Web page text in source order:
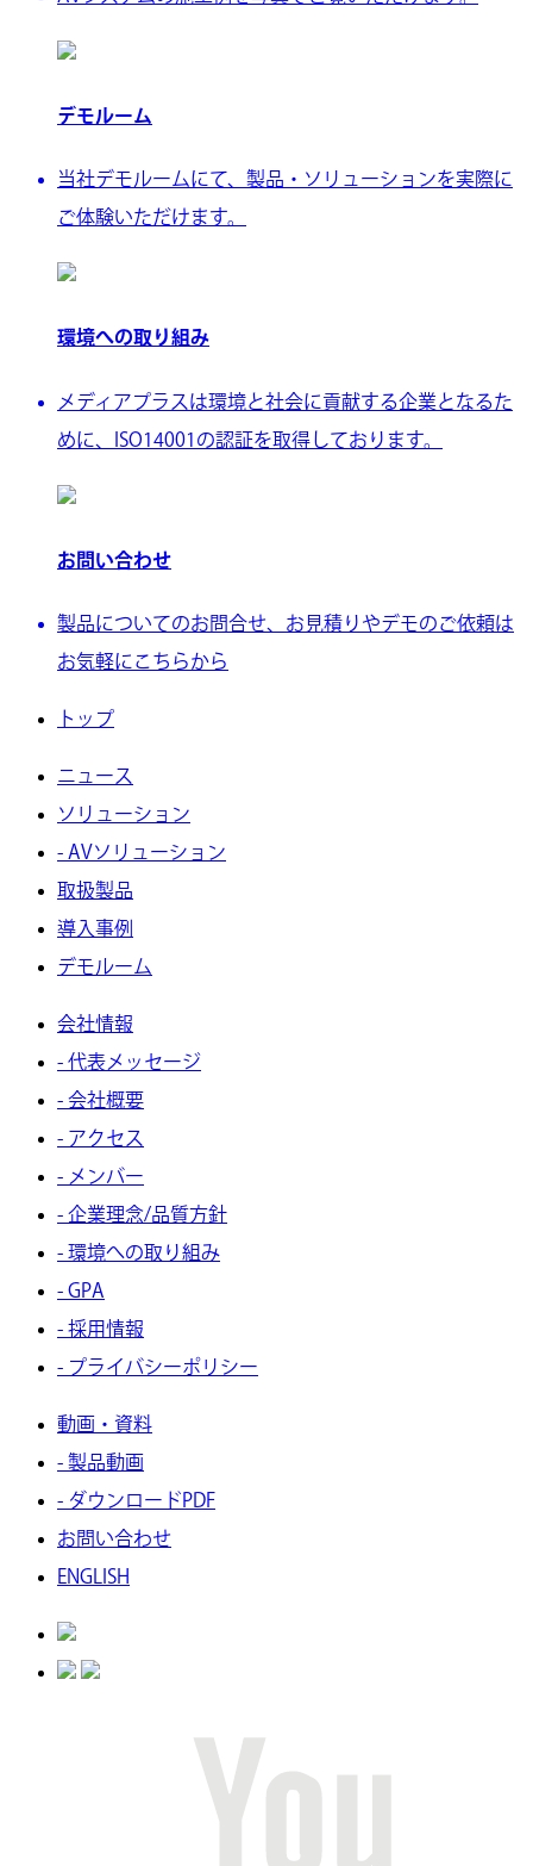
デモルーム
当社デモルームにて、製品・ソリューションを実際に
ご体験いただけます。
環境への取り組み
メディアプラスは環境と社会に貢献する企業となるた
めに、ISO14001の認証を取得しております。
お問い合わせ
製品についてのお問合せ、お見積りやデモのご依頼は
お気軽にこちらから
トップ
ニュース
ソリューション
- AVソリューション
取扱製品
導入事例
デモルーム
会社情報
- 代表メッセージ
- 会社概要
- アクセス
- メンバー
- 企業理念/品質方針
- 環境への取り組み
- GPA
- 採用情報
- プライバシーポリシー
動画・資料
- 製品動画
- ダウンロードPDF
お問い合わせ
ENGLISH